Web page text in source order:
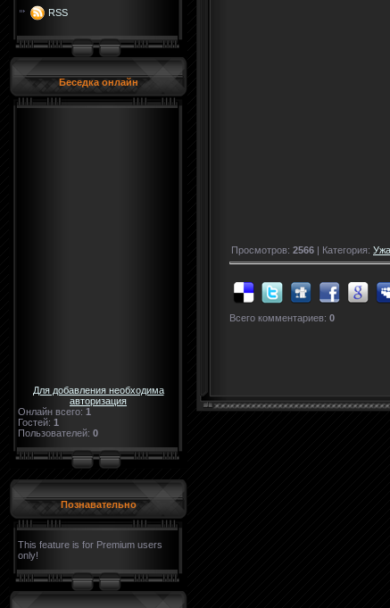
RSS
Беседка онлайн
Для добавления необходима
авторизация
Онлайн всего: 1
Гостей: 1
Пользователей: 0
Познавательно
This feature is for Premium users
only!
Просмотров: 2566 | Категория:
Всего комментариев: 0